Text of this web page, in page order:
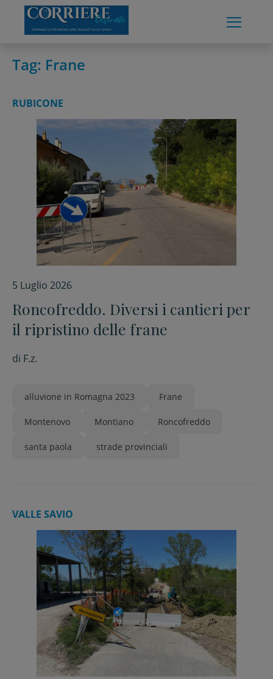
content
Tag: Frane
RUBICONE
5 Luglio 2026
Roncofreddo. Diversi i cantieri per
il ripristino delle frane
di F.z.
alluvione in Romagna 2023 Frane
Montenovo Montiano Roncofreddo
santa paola strade provinciali
VALLE SAVIO